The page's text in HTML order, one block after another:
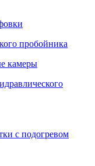
пробойника
камеры
с подогревом